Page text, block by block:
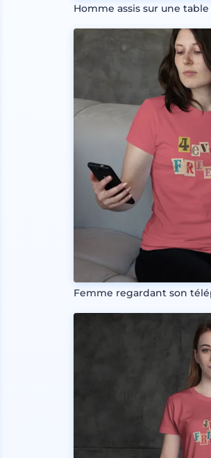
Homme assis sur une
Femme regardant son